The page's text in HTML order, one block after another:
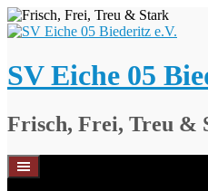
Springe
zum
SV Eiche 05
Frisch, Frei, Treu &